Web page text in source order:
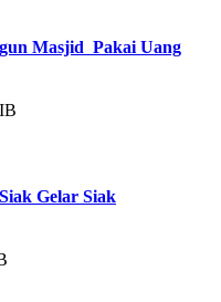
Masjid Pakai Uang
Gelar Siak